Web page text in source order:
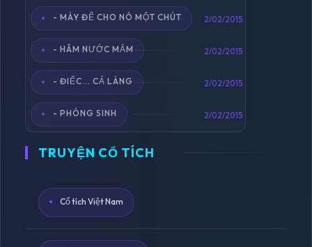
- MÀY ĐỂ CHO NÓ MỘT CHÚT 2/02/2015
- HÂM NƯỚC MẮM 2/02/2015
- ĐIẾC... CẢ LÀNG 2/02/2015
- PHÓNG SINH 2/02/2015
TRUYỆN CỔ TÍCH
Cổ tích Việt Nam